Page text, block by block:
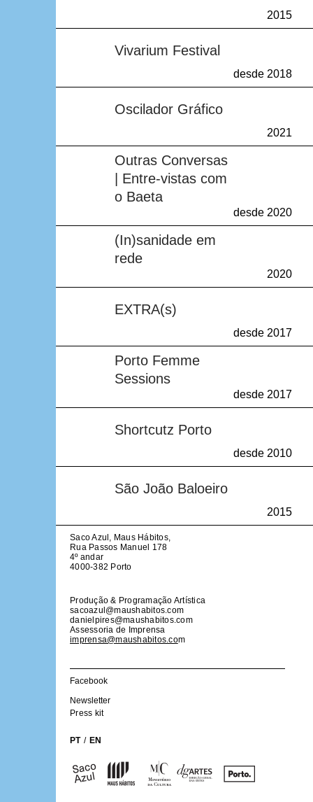
PT / EN
Hábitos
Clipping
Galeria
2015
Sem resultados
Vivarium Festival
desde 2018
Sem resultados
Oscilador Gráfico
2021
Sem resultados
Outras Conversas
| Entre-vistas com
o Baeta
desde 2020
Sem resultados
(In)sanidade em
rede
2020
Sem resultados
EXTRA(s)
desde 2017
Sem resultados
Porto Femme
Sessions
desde 2017
Sem resultados
Shortcutz Porto
desde 2010
Sem resultados
São João Baloeiro
2015
Sem resultados
Saco Azul, Maus Hábitos,
Rua Passos Manuel 178
4º andar
4000-382 Porto
Produção & Programação Artística
sacoazul@maushabitos.com
danielpires@maushabitos.com
Assessoria de Imprensa
imprensa@maushabitos.com
Facebook
Newsletter
Press kit
PT / EN